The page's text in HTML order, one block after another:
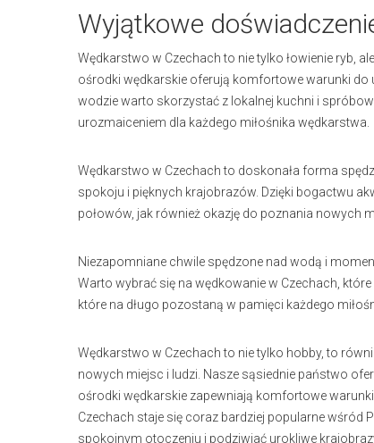
Wyjątkowe
Wędkarstwo w Czechach to nie tylko łowienie ryb,
ośrodki wędkarskie oferują komfortowe warunki
wodzie warto skorzystać z lokalnej kuchni i
urozmaiceniem dla każdego miłośnika wędkarstwa.
Wędkarstwo w Czechach to doskonała forma
spokoju i pięknych krajobrazów. Dzięki bogactwu
połowów, jak również okazję do poznania nowych
Niezapomniane chwile spędzone nad wodą i
Warto wybrać się na wędkowanie w Czechach,
które na długo pozostaną w pamięci każdego
Wędkarstwo w Czechach to nie tylko hobby, to
nowych miejsc i ludzi. Nasze sąsiednie państwo
ośrodki wędkarskie zapewniają komfortowe
Czechach staje się coraz bardziej popularne wśród
spokojnym otoczeniu i podziwiać urokliwe